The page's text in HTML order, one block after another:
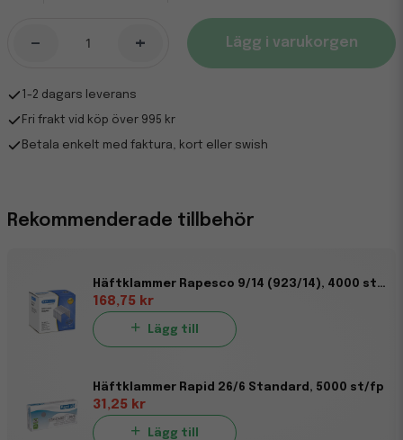
- + Lägg i varukorgen
1-2 dagars leverans
Fri frakt vid köp över 995 kr
Betala enkelt med faktura, kort eller swish
Rekommenderade tillbehör
Häftklammer Rapesco 9/14 (923/14), 4000 st/fp
168,75 kr
Lägg till
Häftklammer Rapid 26/6 Standard, 5000 st/fp
31,25 kr
Lägg till